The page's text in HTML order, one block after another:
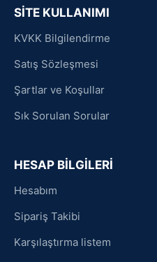
SİTE KULLANIMI
KVKK Bilgilendirme
Satış Sözleşmesi
Şartlar ve Koşullar
Sık Sorulan Sorular
HESAP BİLGİLERİ
Hesabım
Sipariş Takibi
Karşılaştırma listem